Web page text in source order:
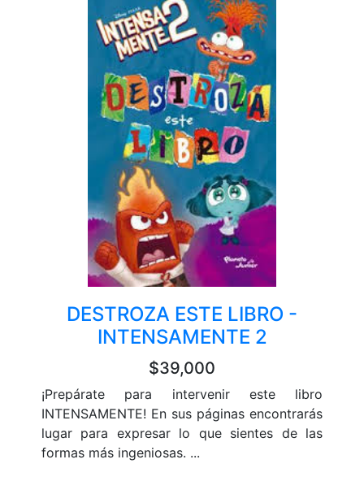
DESTROZA ESTE LIBRO -
INTENSAMENTE 2
$39,000
¡Prepárate para intervenir este libro
INTENSAMENTE! En sus páginas encontrarás
lugar para expresar lo que sientes de las
formas más ingeniosas. ...